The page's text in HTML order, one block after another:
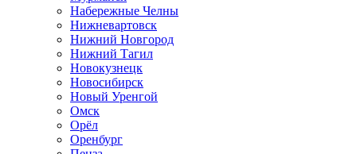
Набережные Челны
Нижневартовск
Нижний Новгород
Нижний Тагил
Новокузнецк
Новосибирск
Новый Уренгой
Омск
Орёл
Оренбург